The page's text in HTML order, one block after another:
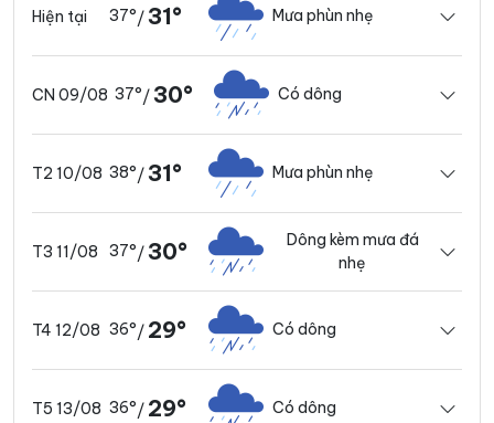
Hiện tại 37°/31° Mưa phùn nhẹ
CN 09/08 37°/30° Có dông
T2 10/08 38°/31° Mưa phùn nhẹ
T3 11/08 37°/30°
Dông kèm mưa đá
nhẹ
T4 12/08 36°/ 29° Có dông
T5 13/08 36°/ 29° Có dông